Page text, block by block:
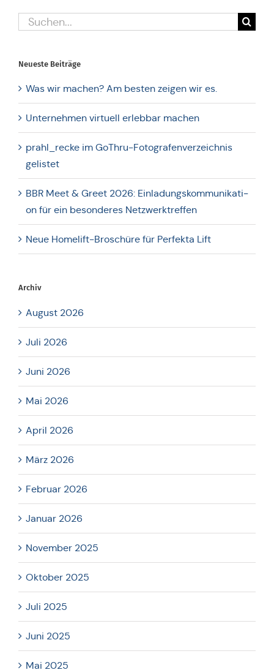
Suche
Neueste Bei­trä­ge
Was wir machen? Am besten zeigen wir es.
Unter­neh­men vir­tu­ell erleb­bar machen
prahl_recke im GoThru-Foto­gra­fen­ver­zeich­nis
gelistet
BBR Meet & Greet 2026: Ein­la­dungs­kom­mu­ni­ka­ti­
on für ein beson­de­res Netzwerktreffen
Neue Home­lift-Bro­schü­re für Per­fekta Lift
Archiv
August 2026
Juli 2026
Juni 2026
Mai 2026
April 2026
März 2026
Februar 2026
Januar 2026
November 2025
Oktober 2025
Juli 2025
Juni 2025
Mai 2025